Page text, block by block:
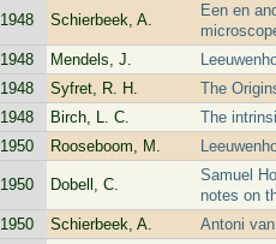
1948 Schierbeek, A.
Een en
1948
Mendels, J.
1948
Syfret, R. H.
The
1948
Birch, L. C.
The
1950
Rooseboom, M.
1950 Dobell, C.
Samuel
notes on
1950
Schierbeek, A.
Antoni